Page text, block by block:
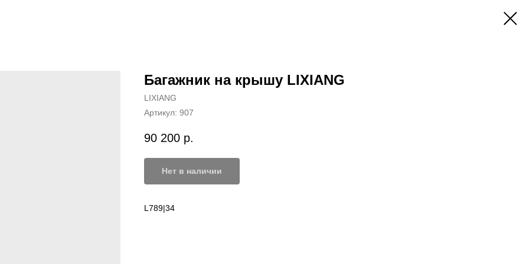
Багажник на крышу LIXIANG
LIXIANG
Артикул: 907
90 200 р.
Нет в наличии
L789|34